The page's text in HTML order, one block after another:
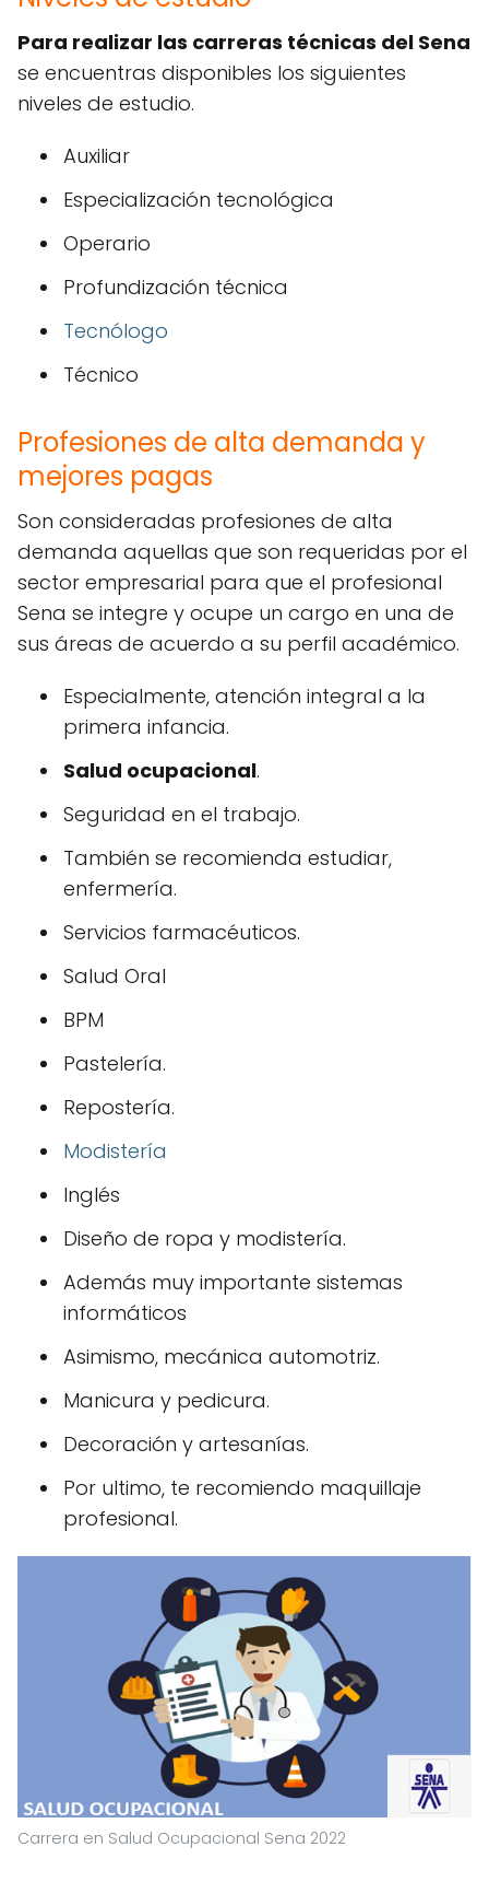
Para realizar las carreras técnicas del Sena
se encuentras disponibles los siguientes
niveles de estudio.
Auxiliar
Especialización tecnológica
Operario
Profundización técnica
Tecnólogo
Técnico
Profesiones de alta demanda y
mejores pagas
Son consideradas profesiones de alta
demanda aquellas que son requeridas por el
sector empresarial para que el profesional
Sena se integre y ocupe un cargo en una de
sus áreas de acuerdo a su perfil académico.
Especialmente, atención integral a la
primera infancia.
Salud ocupacional.
Seguridad en el trabajo.
También se recomienda estudiar,
enfermería.
Servicios farmacéuticos.
Salud Oral
BPM
Pastelería.
Repostería.
Modistería
Inglés
Diseño de ropa y modistería.
Además muy importante sistemas
informáticos
Asimismo, mecánica automotriz.
Manicura y pedicura.
Decoración y artesanías.
Por ultimo, te recomiendo maquillaje
profesional.
Carrera en Salud Ocupacional Sena 2022